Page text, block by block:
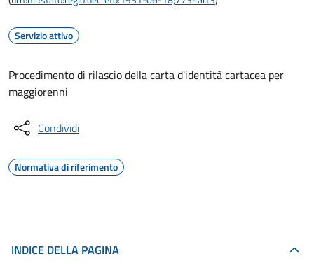
Servizio attivo
Procedimento di rilascio della carta d'identità cartacea per
maggiorenni
Condividi
Normativa di riferimento
INDICE DELLA PAGINA